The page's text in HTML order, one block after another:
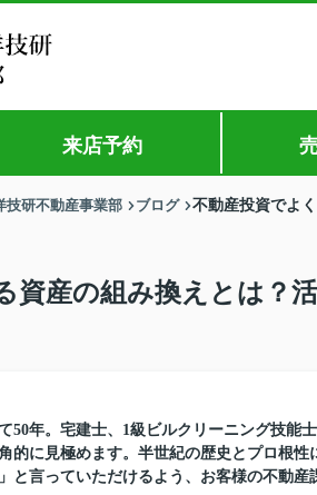
来店予約
技研不動産事業部 ブログ 不動産投資でよ
資産の組み換えとは？
50年。宅建士、1級ビルクリーニング技能
的に見極めます。半世紀の歴史とプロ根
と言っていただけるよう、お客様の不動産